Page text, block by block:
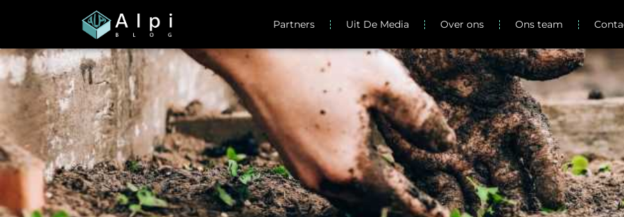
Partners Uit De Media Over ons Ons team